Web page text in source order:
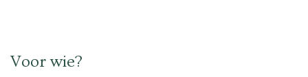
Voor wie?